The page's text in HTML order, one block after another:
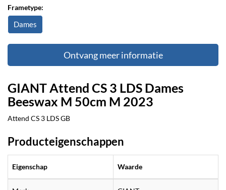
Frametype:
Dames
Ontvang meer informatie
GIANT Attend CS 3 LDS Dames
Beeswax M 50cm M 2023
Attend CS 3 LDS GB
Producteigenschappen
Eigenschap Waarde